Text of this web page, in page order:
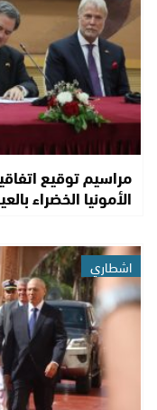
مراسيم توقيع
الأمونيا الخضراء
اشطاري